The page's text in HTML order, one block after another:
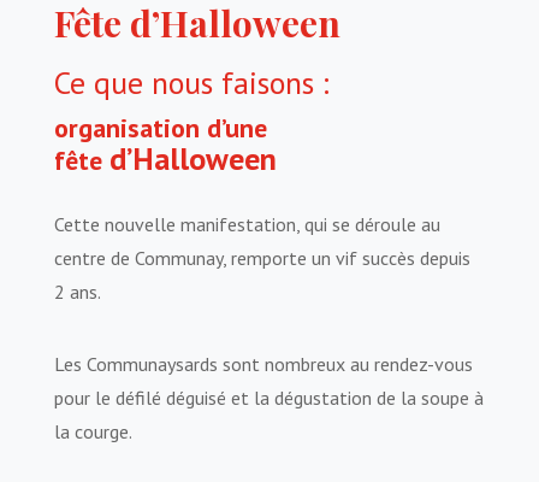
Fête d’Halloween
Ce que nous faisons :
organisation d’une
fête d’Halloween
Cette nouvelle manifestation, qui se déroule au
centre de Communay, remporte un vif succès depuis
2 ans.
Les Communaysards sont nombreux au rendez-vous
pour le défilé déguisé et la dégustation de la soupe à
la courge.